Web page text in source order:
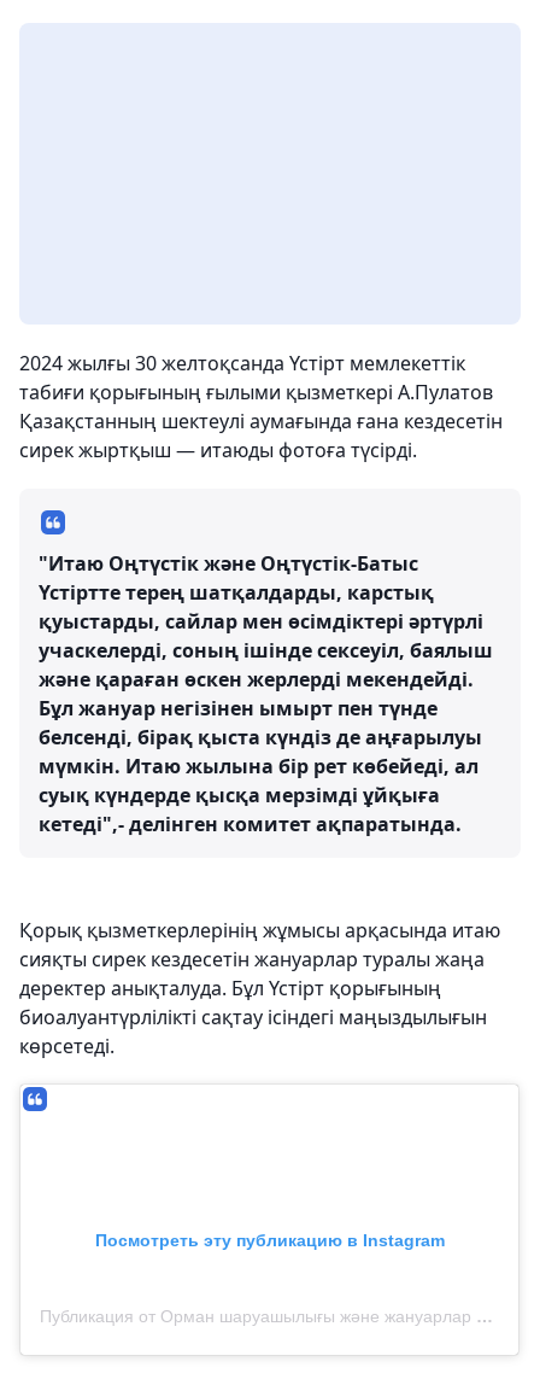
2024 жылғы 30 желтоқсанда Үстірт мемлекеттік
табиғи қорығының ғылыми қызметкері А.Пулатов
Қазақстанның шектеулі аумағында ғана кездесетін
сирек жыртқыш — итаюды фотоға түсірді.
"Итаю Оңтүстік және Оңтүстік-Батыс
Үстіртте терең шатқалдарды, карстық
қуыстарды, сайлар мен өсімдіктері әртүрлі
учаскелерді, соның ішінде сексеуіл, баялыш
және қараған өскен жерлерді мекендейді.
Бұл жануар негізінен ымырт пен түнде
белсенді, бірақ қыста күндіз де аңғарылуы
мүмкін. Итаю жылына бір рет көбейеді, ал
суық күндерде қысқа мерзімді ұйқыға
кетеді",- делінген комитет ақпаратында.
Қорық қызметкерлерінің жұмысы арқасында итаю
сияқты сирек кездесетін жануарлар туралы жаңа
деректер анықталуда. Бұл Үстірт қорығының
биоалуантүрлілікті сақтау ісіндегі маңыздылығын
көрсетеді.
Посмотреть эту публикацию в Instagram
Публикация от Орман шаруашылығы және жануарлар дүниесі комитеті (@qazaqormany)